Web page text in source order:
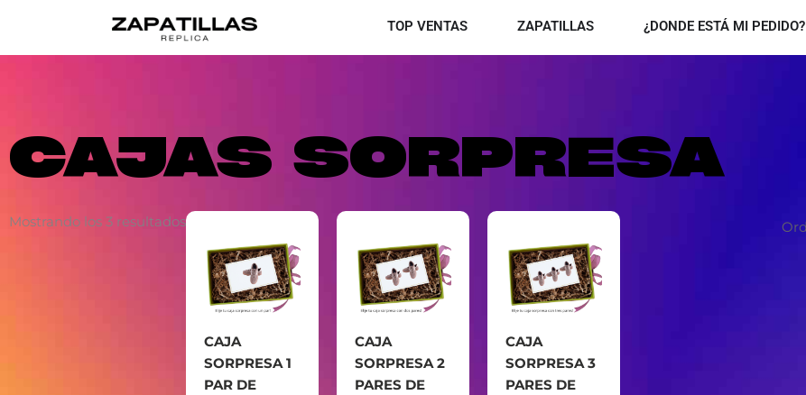
contenido
TOP VENTAS OPEN TOP VENTAS
ZAPATILLAS OPEN ZAPATILLAS
¿DONDE ESTÁ MI PEDIDO?
CAJAS SORPRESA
Mostrando los 3 resultados
CAJA
SORPRESA 1
PAR DE
CAJA
SORPRESA 2
PARES DE
CAJA
SORPRESA 3
PARES DE